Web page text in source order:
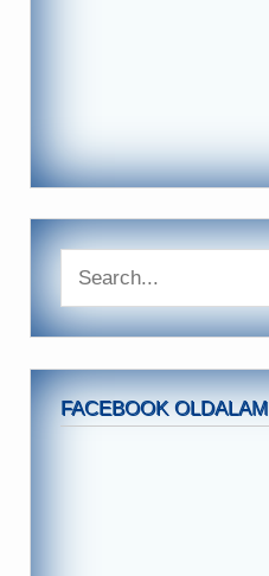
FACEBOOK OLDALAM